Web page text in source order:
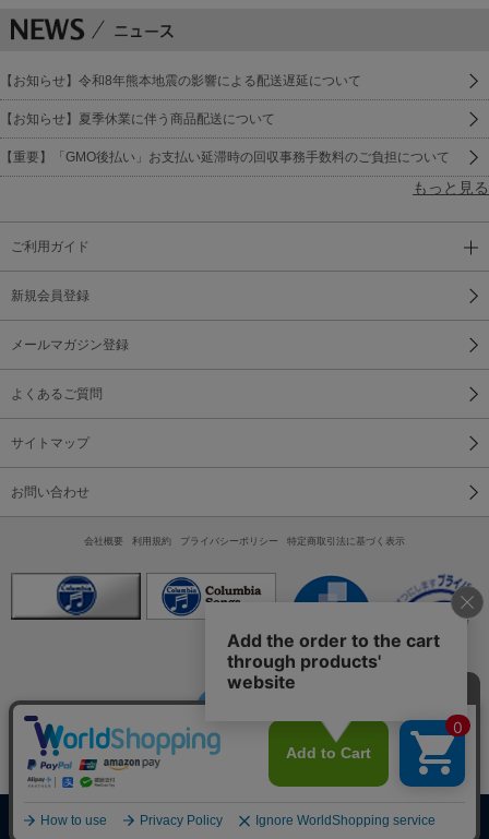
【お知らせ】令和8年熊本地震の影響による配送遅延について
【お知らせ】夏季休業に伴う商品配送について
【重要】「GMO後払い」お支払い延滞時の回収事務手数料のご負担について
もっと見る
ご利用ガイド
新規会員登録
メールマガジン登録
よくあるご質問
サイトマップ
お問い合わせ
会社概要 利用規約 プライバシーポリシー 特定商取引法に基づく表示
スマートフォン
本ホームページに含まれるすべての内容は営利・非営利を問わず権利者に無断